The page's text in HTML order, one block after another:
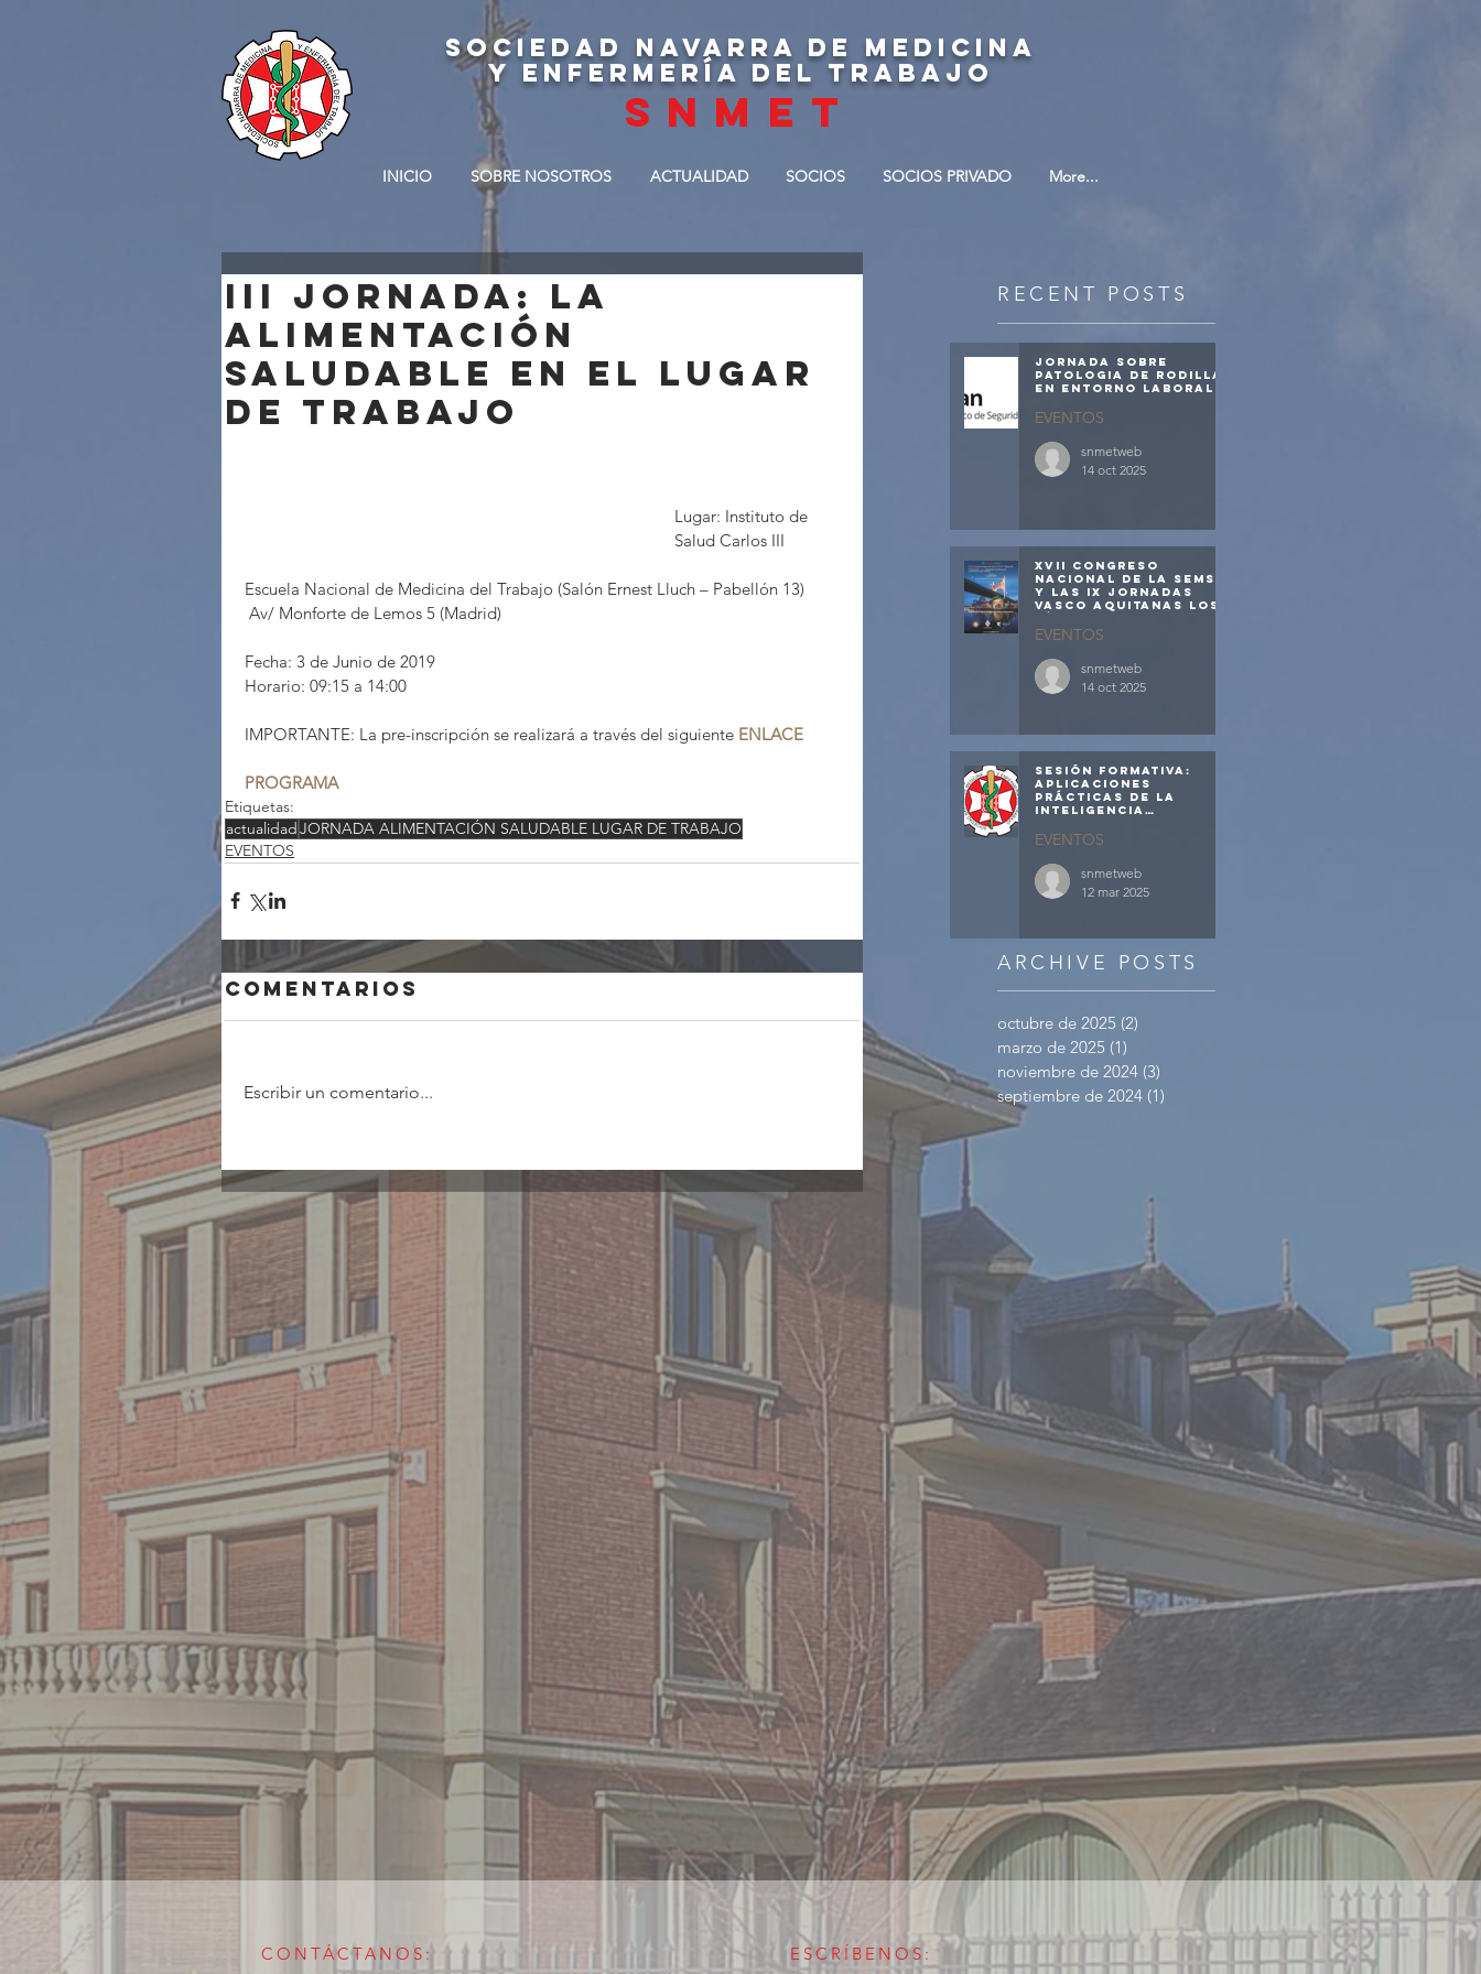
SOCIEDAD NAVARRA DE MEDICINA
Y ENFERMERÍA DEL TRABAJO
SNMET
INICIO SOBRE NOSOTROS ACTUALIDAD SOCIOS SOCIOS PRIVADO More...
RECENT POSTS
Jornada sobre
patologia de rodilla
en entorno laboral
EVENTOS
snmetweb
14 oct 2025
XVII Congreso
Nacional de la SEMST
y las IX Jornadas
Vasco Aquitanas los
febrero de 2026
EVENTOS
snmetweb
14 oct 2025
Sesión formativa:
APLICACIONES
PRÁCTICAS DE LA
INTELIGENCIA
EN LA MEDICINA Y
ENFERMERÍA DEL
TRABAJO
EVENTOS
snmetweb
12 mar 2025
ARCHIVE POSTS
octubre de 2025 (2)
marzo de 2025 (1)
noviembre de 2024 (3)
septiembre de 2024 (1)
III Jornada: LA
ALIMENTACIÓN
SALUDABLE EN EL LUGAR
DE TRABAJO
Lugar: Instituto de
Salud Carlos III
Escuela Nacional de Medicina del Trabajo (Salón Ernest Lluch – Pabellón 13)
Av/ Monforte de Lemos 5 (Madrid)
Fecha: 3 de Junio de 2019
Horario: 09:15 a 14:00
IMPORTANTE: La pre-inscripción se realizará a través del siguiente ENLACE
PROGRAMA
Etiquetas:
actualidadJORNADA ALIMENTACIÓN SALUDABLE LUGAR DE TRABAJO
EVENTOS
Comentarios
Escribir un comentario...
CONTÁCTANOS: ESCRÍBENOS: